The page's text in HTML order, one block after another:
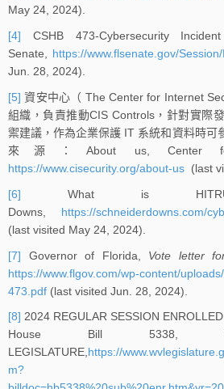
May 24, 2024).
[4] CSHB 473-Cybersecurity
Senate, https://www.flsenate.gov/
Jun. 28, 2024).
[5] 資安中心（ The Center for Internet
組織，負責推動CIS Controls，針對實際
禦建議，作為企業保護 IT 系統和資料時可
來源：About us, Center for
https://www.cisecurity.org/about-us (last
[6] What is
Downs, https://schneiderdowns.com/
(last visited May 24, 2024).
[7] Governor of Florida, Vote letter
https://www.flgov.com/wp-content/
473.pdf (last visited Jun. 28, 2024).
[8] 2024 REGULAR SESSION
House Bill 5338,
LEGISLATURE,https://
m?